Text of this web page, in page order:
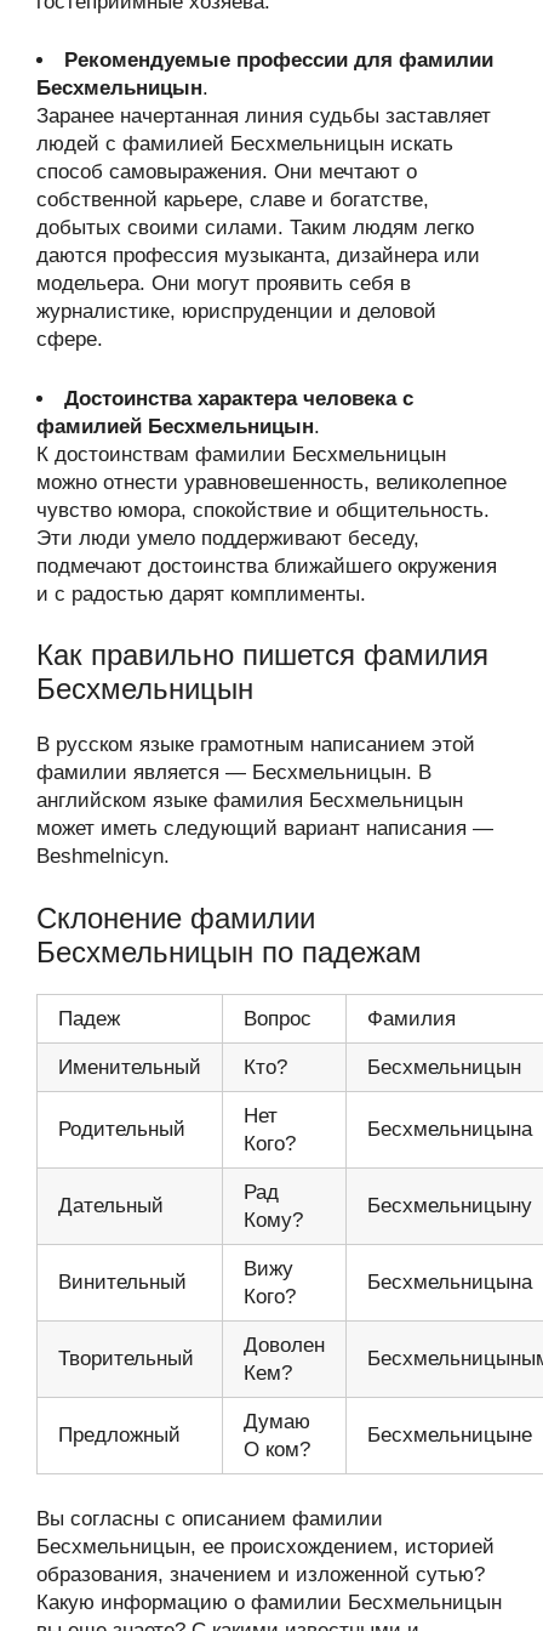
Рекомендуемые профессии для фамилии
Бесхмельницын.
Заранее начертанная линия судьбы заставляет
людей с фамилией Бесхмельницын искать
способ самовыражения. Они мечтают о
собственной карьере, славе и богатстве,
добытых своими силами. Таким людям легко
даются профессия музыканта, дизайнера или
модельера. Они могут проявить себя в
журналистике, юриспруденции и деловой
сфере.
Достоинства характера человека с
фамилией Бесхмельницын.
К достоинствам фамилии Бесхмельницын
можно отнести уравновешенность, великолепное
чувство юмора, спокойствие и общительность.
Эти люди умело поддерживают беседу,
подмечают достоинства ближайшего окружения
и с радостью дарят комплименты.
Как правильно пишется фамилия
Бесхмельницын
В русском языке грамотным написанием этой
фамилии является — Бесхмельницын. В
английском языке фамилия Бесхмельницын
может иметь следующий вариант написания —
Beshmelnicyn.
Склонение фамилии
Бесхмельницын по падежам
Падеж Вопрос Фамилия
Именительный Кто? Бесхмельницын
Родительный
Нет
Кого?
Бесхмельницына
Дательный
Рад
Кому?
Бесхмельницыну
Винительный
Вижу
Кого?
Бесхмельницына
Творительный
Доволен
Кем?
Предложный
Думаю
О ком?
Бесхмельницыне
Вы согласны с описанием фамилии
Бесхмельницын, ее происхождением, историей
образования, значением и изложенной сутью?
Какую информацию о фамилии Бесхмельницын